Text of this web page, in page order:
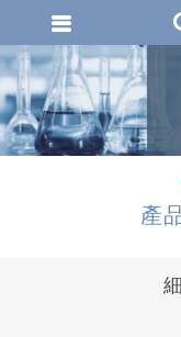
產